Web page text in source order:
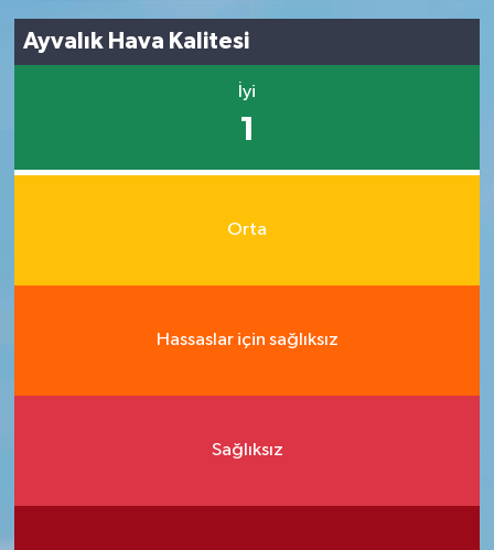
Ayvalık Hava Kalitesi
İyi
1
Orta
Hassaslar için sağlıksız
Sağlıksız